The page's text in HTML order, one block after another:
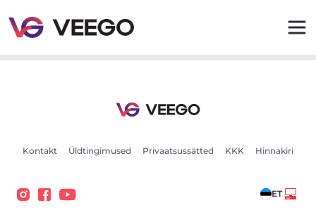
Kontakt Üldtingimused Privaatsussätted KKK Hinnakiri
ET